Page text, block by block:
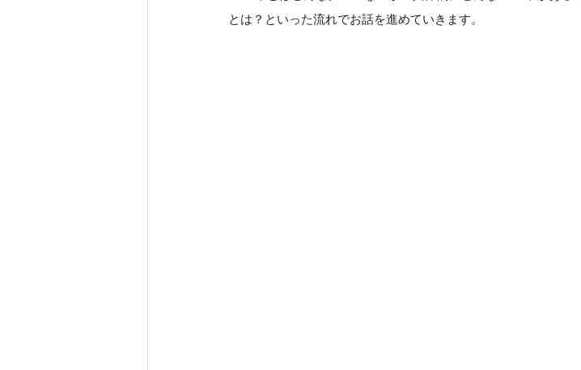
とは？といった流れでお話を進めていきます。